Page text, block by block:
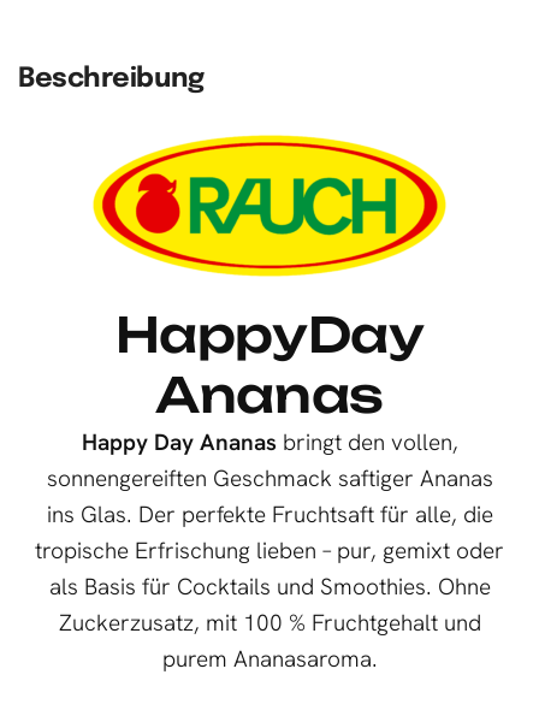
Beschreibung
HappyDay
Ananas
Happy Day Ananasbringt den vollen,
sonnengereiften Geschmack saftiger Ananas
ins Glas. Der perfekte Fruchtsaft für alle, die
tropische Erfrischung lieben – pur, gemixt oder
als Basis für Cocktails und Smoothies. Ohne
Zuckerzusatz, mit 100 % Fruchtgehalt und
purem Ananasaroma.